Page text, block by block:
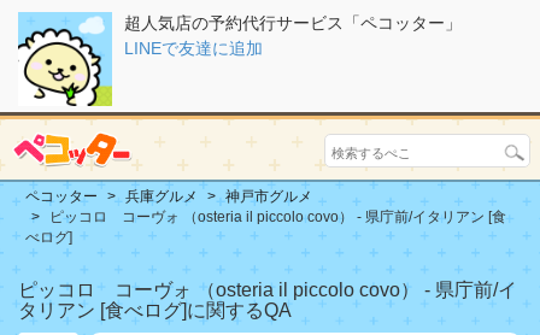
超人気店の予約代行サービス「ペコッター」
LINEで友達に追加
ペコッター 兵庫グルメ
神戸市グルメ
ピッコロ コーヴォ （osteria il piccolo covo） - 県庁前/イタリアン [食
べログ]
ピッコロ コーヴォ （osteria il piccolo covo） - 県庁前/イ
タリアン [食べログ]に関するQA